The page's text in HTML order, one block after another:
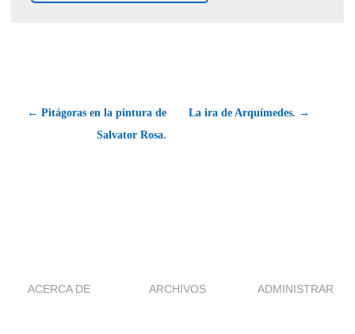
← Pitágoras en la pintura de
Salvator Rosa.
La ira de Arquímedes. →
ACERCA DE ARCHIVOS ADMINISTRAR